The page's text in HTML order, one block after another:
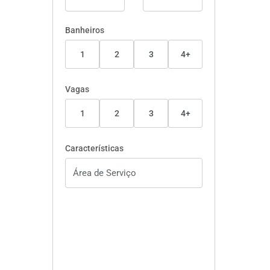
Banheiros
1 2 3 4+
Vagas
1 2 3 4+
Características